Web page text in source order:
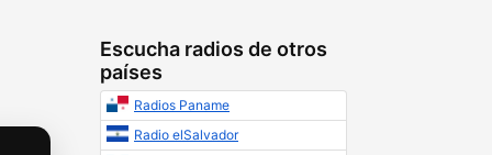
Escucha radios de otros
países
Radios Paname
Radio elSalvador